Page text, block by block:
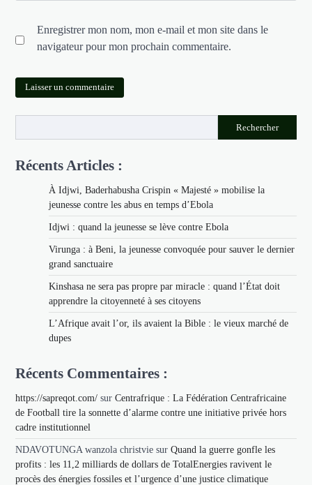
Enregistrer mon nom, mon e-mail et mon site dans le
navigateur pour mon prochain commentaire.
Rechercher
Récents Articles :
À Idjwi, Baderhabusha Crispin « Majesté » mobilise la
jeunesse contre les abus en temps d’Ebola
Idjwi : quand la jeunesse se lève contre Ebola
Virunga : à Beni, la jeunesse convoquée pour sauver le dernier
grand sanctuaire
Kinshasa ne sera pas propre par miracle : quand l’État doit
apprendre la citoyenneté à ses citoyens
L’Afrique avait l’or, ils avaient la Bible : le vieux marché de
dupes
Récents Commentaires :
https://sapreqot.com/ surCentrafrique : La Fédération Centrafricaine
de Football tire la sonnette d’alarme contre une initiative privée hors
cadre institutionnel
NDAVOTUNGA wanzola christvie surQuand la guerre gonfle les
profits : les 11,2 milliards de dollars de TotalEnergies ravivent le
procès des énergies fossiles et l’urgence d’une justice climatique